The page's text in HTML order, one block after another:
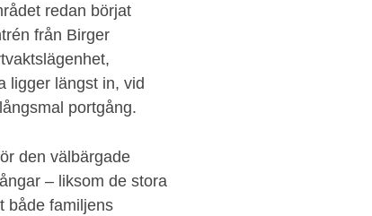
redan börjat
från Birger
ligger längst in, vid
portgång.
den välbärgade
– liksom de stora
både familjens